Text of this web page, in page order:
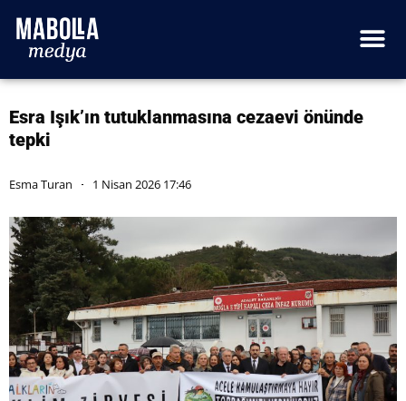
Esra Işık’ın tutuklanmasına cezaevi önünde
tepki
Esma Turan 1 Nisan 2026 17:46